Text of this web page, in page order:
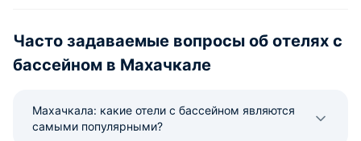
Часто задаваемые вопросы об отелях с
бассейном в Махачкале
Махачкала: какие отели с бассейном являются
самыми популярными?